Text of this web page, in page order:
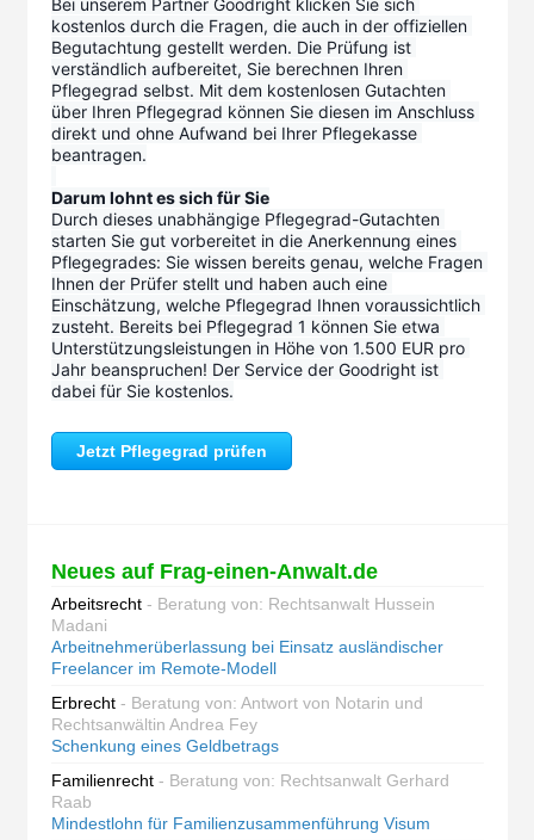
Bei unserem Partner Goodright klicken Sie sich
kostenlos durch die Fragen, die auch in der offiziellen
Begutachtung gestellt werden. Die Prüfung ist
verständlich aufbereitet, Sie berechnen Ihren
Pflegegrad selbst. Mit dem kostenlosen Gutachten
über Ihren Pflegegrad können Sie diesen im Anschluss
direkt und ohne Aufwand bei Ihrer Pflegekasse
beantragen.
Darum lohnt es sich für Sie
Durch dieses unabhängige Pflegegrad-Gutachten
starten Sie gut vorbereitet in die Anerkennung eines
Pflegegrades: Sie wissen bereits genau, welche Fragen
Ihnen der Prüfer stellt und haben auch eine
Einschätzung, welche Pflegegrad Ihnen voraussichtlich
zusteht. Bereits bei Pflegegrad 1 können Sie etwa
Unterstützungsleistungen in Höhe von 1.500 EUR pro
Jahr beanspruchen! Der Service der Goodright ist
dabei für Sie kostenlos.
Jetzt Pflegegrad prüfen
Neues auf Frag-einen-Anwalt.de
Arbeitsrecht - Beratung von: Rechtsanwalt Hussein
Madani
Arbeitnehmerüberlassung bei Einsatz ausländischer
Freelancer im Remote-Modell
Erbrecht - Beratung von: Antwort von Notarin und
Rechtsanwältin Andrea Fey
Schenkung eines Geldbetrags
Familienrecht - Beratung von: Rechtsanwalt Gerhard
Raab
Mindestlohn für Familienzusammenführung Visum